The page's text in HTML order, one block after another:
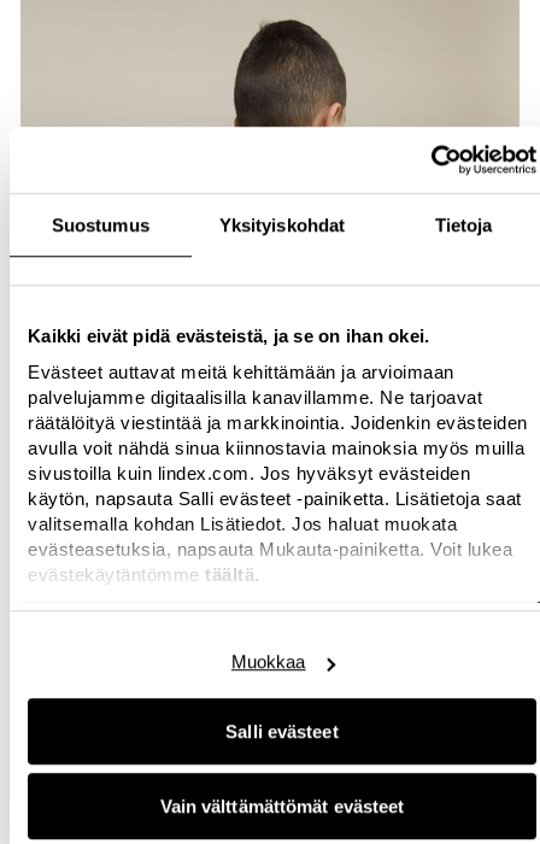
Suostumus Yksityiskohdat Tietoja
Kaikki eivät pidä evästeistä, ja se on ihan okei.
Evästeet auttavat meitä kehittämään ja arvioimaan
palvelujamme digitaalisilla kanavillamme. Ne tarjoavat
räätälöityä viestintää ja markkinointia. Joidenkin evästeiden
avulla voit nähdä sinua kiinnostavia mainoksia myös muilla
sivustoilla kuin lindex.com. Jos hyväksyt evästeiden
käytön, napsauta Salli evästeet -painiketta. Lisätietoja saat
valitsemalla kohdan Lisätiedot. Jos haluat muokata
evästeasetuksia, napsauta Mukauta-painiketta. Voit lukea
evästekäytäntömme täältä.
Salli evästeet
Muokkaa
Vain välttämättömät evästeet